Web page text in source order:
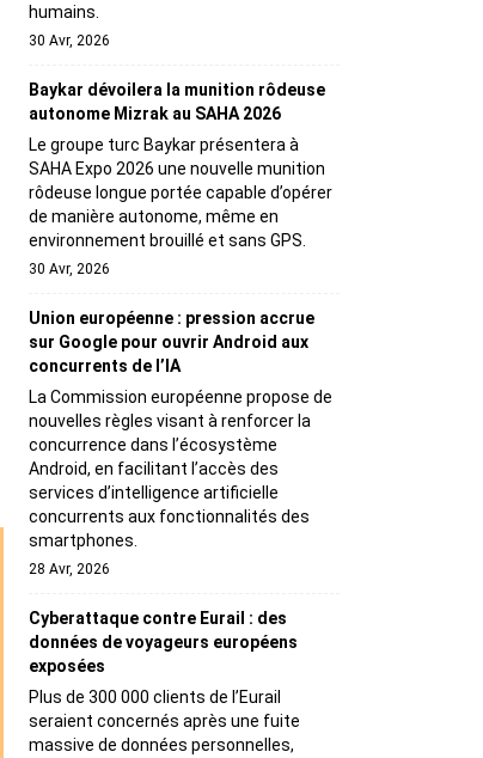
humains.
30 Avr, 2026
Baykar dévoilera la munition rôdeuse
autonome Mizrak au SAHA 2026
Le groupe turc Baykar présentera à
SAHA Expo 2026 une nouvelle munition
rôdeuse longue portée capable d’opérer
de manière autonome, même en
environnement brouillé et sans GPS.
30 Avr, 2026
Union européenne : pression accrue
sur Google pour ouvrir Android aux
concurrents de l’IA
La Commission européenne propose de
nouvelles règles visant à renforcer la
concurrence dans l’écosystème
Android, en facilitant l’accès des
services d’intelligence artificielle
concurrents aux fonctionnalités des
smartphones.
28 Avr, 2026
Cyberattaque contre Eurail : des
données de voyageurs européens
exposées
Plus de 300 000 clients de l’Eurail
seraient concernés après une fuite
massive de données personnelles,